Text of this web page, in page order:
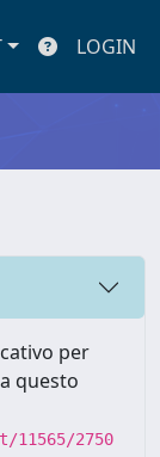
LOGIN
per
questo
2750